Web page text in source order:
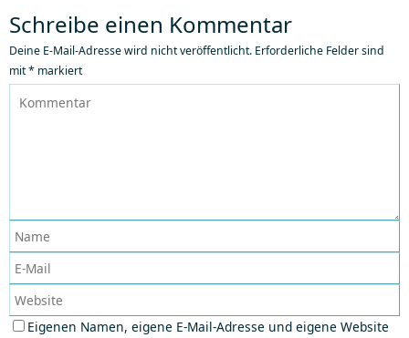
Schreibe einen Kommentar
Deine E-Mail-Adresse wird nicht veröffentlicht. Erforderliche Felder sind
mit* markiert
Eigenen Namen, eigene E-Mail-Adresse und eigene Website